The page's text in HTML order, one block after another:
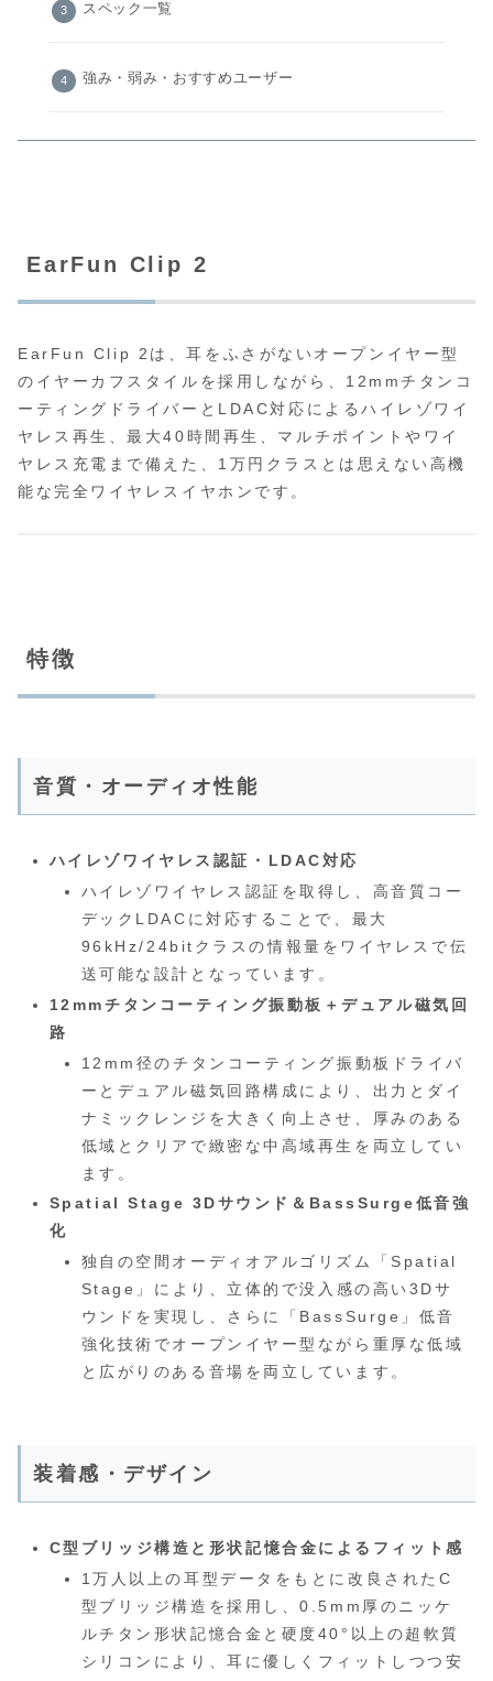
スペック一覧
強み・弱み・おすすめユーザー
EarFun Clip 2
EarFun Clip 2は、耳をふさがないオープンイヤー型
のイヤーカフスタイルを採用しながら、12mmチタンコ
ーティングドライバーとLDAC対応によるハイレゾワイ
ヤレス再生、最大40時間再生、マルチポイントやワイ
ヤレス充電まで備えた、1万円クラスとは思えない高機
能な完全ワイヤレスイヤホンです。
特徴
音質・オーディオ性能
ハイレゾワイヤレス認証・LDAC対応
ハイレゾワイヤレス認証を取得し、高音質コー
デックLDACに対応することで、最大
96kHz/24bitクラスの情報量をワイヤレスで伝
送可能な設計となっています。
12mmチタンコーティング振動板＋デュアル磁気回
路
12mm径のチタンコーティング振動板ドライバ
ーとデュアル磁気回路構成により、出力とダイ
ナミックレンジを大きく向上させ、厚みのある
低域とクリアで緻密な中高域再生を両立してい
ます。
Spatial Stage 3Dサウンド＆BassSurge低音強
化
独自の空間オーディオアルゴリズム「Spatial
Stage」により、立体的で没入感の高い3Dサ
ウンドを実現し、さらに「BassSurge」低音
強化技術でオープンイヤー型ながら重厚な低域
と広がりのある音場を両立しています。
装着感・デザイン
C型ブリッジ構造と形状記憶合金によるフィット感
1万人以上の耳型データをもとに改良されたC
型ブリッジ構造を採用し、0.5mm厚のニッケ
ルチタン形状記憶合金と硬度40°以上の超軟質
シリコンにより、耳に優しくフィットしつつ安